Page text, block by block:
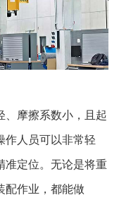
、摩擦系数小，且起
作人员可以非常轻
准定位。无论是将重
配作业，都能做